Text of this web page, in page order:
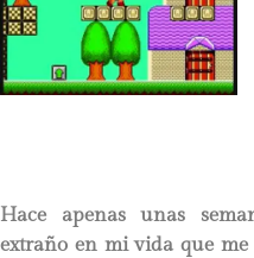
Hace apenas unas
extraño en mi vida que